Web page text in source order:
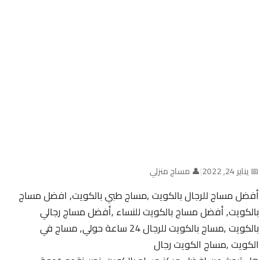
📅 يناير 24, 2022 |👤 مساج منزلي
أفضل مساج للرجال بالكويت ,مساج طبي بالكويت, افضل مساج
بالكويت, أفضل مساج بالكويت للنساء ,أفضل مساج رجالي
بالكويت ,مساج بالكويت للرجال 24 ساعة حولي, مساج في
الكويت ,مساج الكويت رجال